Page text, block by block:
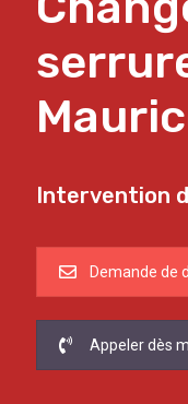
Intervention
Demande de
Appeler dès